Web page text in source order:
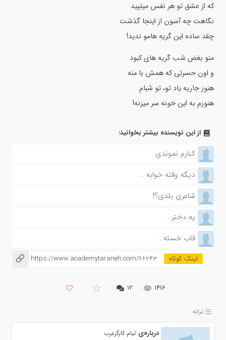
که از عشق تو هر نفس میتپید
نگاهت چه آسون از اینجا گذشت
چقد ساده این گریه هامو ندید!
منو بغض شب گریه های کبود
و اون حسرتی که همش با منه
هنوز جاریه یاد تو، تو شبام
هنوزم به این خونه سر میزنه!
از این نویسنده بیشتر بخوانید:
کنارم نموندی
دیگه وقته خوابه …
شاعری بلدی؟!
یه دختر…
قاب خسته…
https://www.academytaraneh.com/66243
1416 ۱۲
ترانه
درباره‌ی تيام كارگرعرب